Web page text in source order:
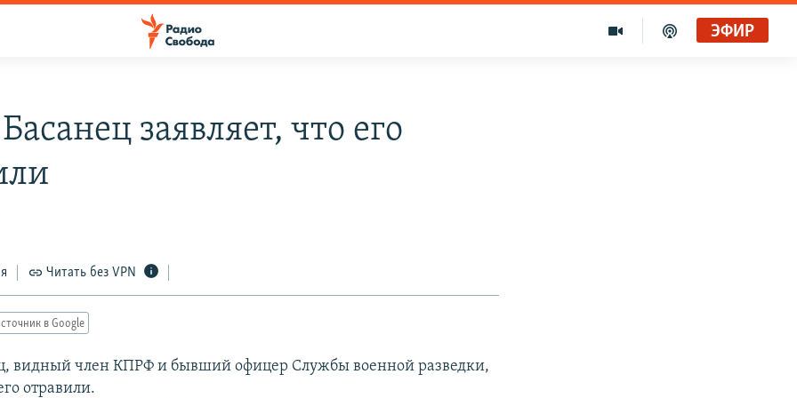
ЭФИР
заявляет, что его
Читать без VPN
в Google
видный член КПРФ и бывший офицер Службы военной разведки,
отравили.